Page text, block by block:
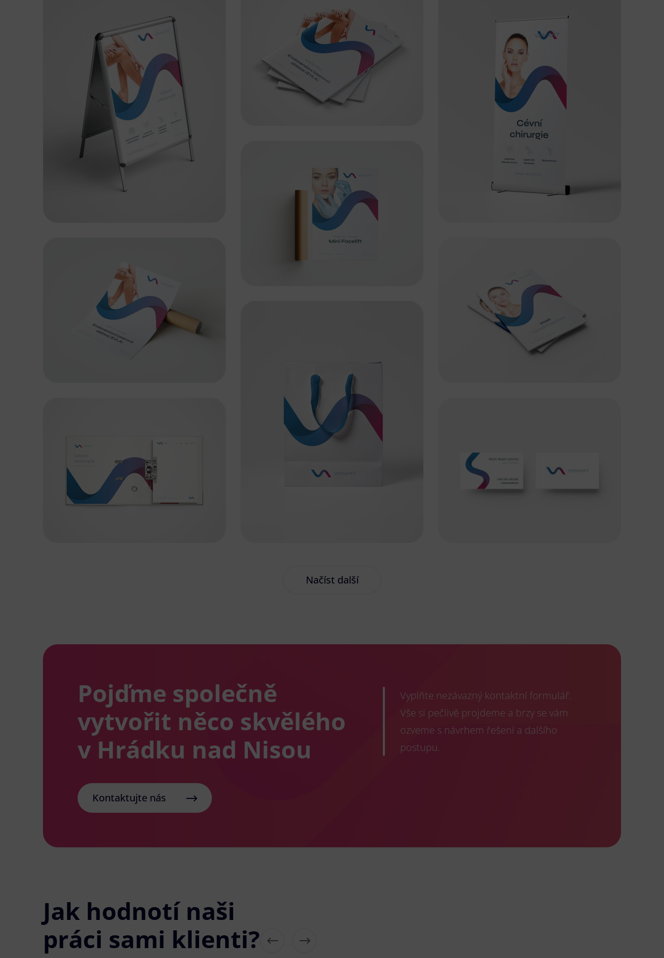
Načíst další
Pojďme společně
vytvořit něco skvělého
v Hrádku nad Nisou
Vyplňte nezávazný kontaktní formulář.
Vše si pečlivě projdeme a brzy se vám
ozveme s návrhem řešení a dalšího
postupu.
Kontaktujte nás
Jak hodnotí naši
práci sami klienti?